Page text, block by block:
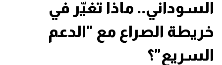
السوداني.. ماذا تغيّر في
خريطة الصراع مع "الدعم
السريع"؟